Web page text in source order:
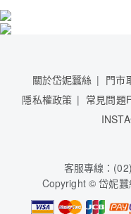
關於岱妮蠶絲 門市
隱私權政策
常見問題
客服專線：
Copyright © 岱妮